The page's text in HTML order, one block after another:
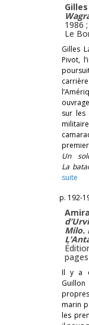
1986
Le
Gilles
Pivot,
sur les
Un
La
suite
p. 192-
Milo.
Il y a
marin
les